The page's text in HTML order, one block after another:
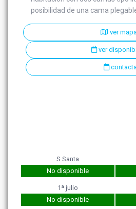
posibilidad de una cama
ver
ver
S.Santa
No disponible
1ª julio
No disponible